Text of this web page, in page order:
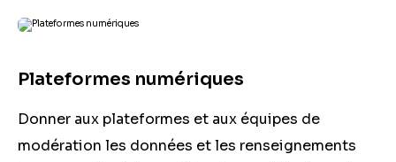
Plateformes numériques
Donner aux plateformes et aux équipes de
modération les données et les renseignements